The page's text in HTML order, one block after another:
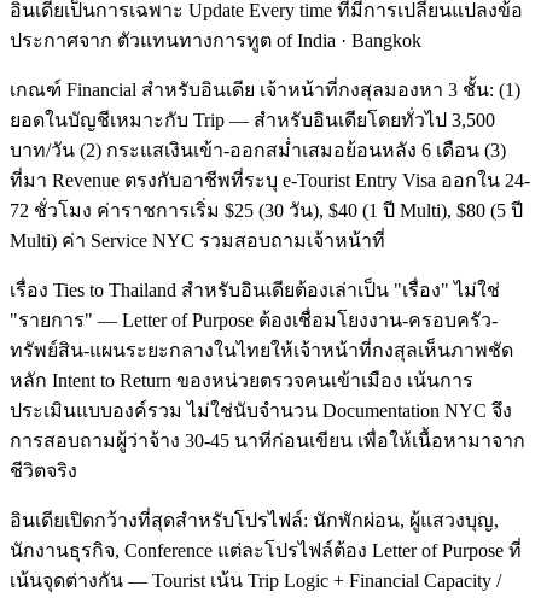
อินเดียเป็นการเฉพาะ Update Every time ที่มีการเปลี่ยนแปลงข้อ
ประกาศจาก ตัวแทนทางการทูต of India · Bangkok
เกณฑ์ Financial สำหรับอินเดีย เจ้าหน้าที่กงสุลมองหา 3 ชั้น: (1)
ยอดในบัญชีเหมาะกับ Trip — สำหรับอินเดียโดยทั่วไป 3,500
บาท/วัน (2) กระแสเงินเข้า-ออกสม่ำเสมอย้อนหลัง 6 เดือน (3)
ที่มา Revenue ตรงกับอาชีพที่ระบุ e-Tourist Entry Visa ออกใน 24-
72 ชั่วโมง ค่าราชการเริ่ม $25 (30 วัน), $40 (1 ปี Multi), $80 (5 ปี
Multi) ค่า Service NYC รวมสอบถามเจ้าหน้าที่
เรื่อง Ties to Thailand สำหรับอินเดียต้องเล่าเป็น "เรื่อง" ไม่ใช่
"รายการ" — Letter of Purpose ต้องเชื่อมโยงงาน-ครอบครัว-
ทรัพย์สิน-แผนระยะกลางในไทยให้เจ้าหน้าที่กงสุลเห็นภาพชัด
หลัก Intent to Return ของหน่วยตรวจคนเข้าเมือง เน้นการ
ประเมินแบบองค์รวม ไม่ใช่นับจำนวน Documentation NYC จึง
การสอบถามผู้ว่าจ้าง 30-45 นาทีก่อนเขียน เพื่อให้เนื้อหามาจาก
ชีวิตจริง
อินเดียเปิดกว้างที่สุดสำหรับโปรไฟล์: นักพักผ่อน, ผู้แสวงบุญ,
นักงานธุรกิจ, Conference แต่ละโปรไฟล์ต้อง Letter of Purpose ที่
เน้นจุดต่างกัน — Tourist เน้น Trip Logic + Financial Capacity /